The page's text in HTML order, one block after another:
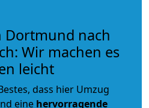
Dortmund nach
Wir machen es
leicht
dass hier Umzug
eine hervorragende